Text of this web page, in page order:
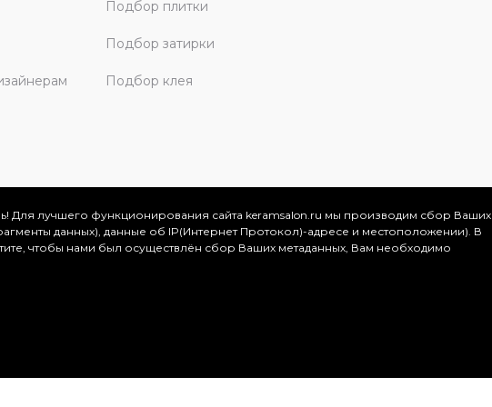
Подбор плитки
Подбор затирки
Подбор клея
и Московской области, 2026
представлена на сайте в ознакомительных целях и ни
определяемой положениями Статьи 437 (2) Гражданского
Для лучшего функционирования сайта keramsalon.ru мы производим сбор Ваших
данных), данные об IP(Интернет Протокол)-адресе и местоположении). В
чтобы нами был осуществлён сбор Ваших метаданных, Вам необходимо